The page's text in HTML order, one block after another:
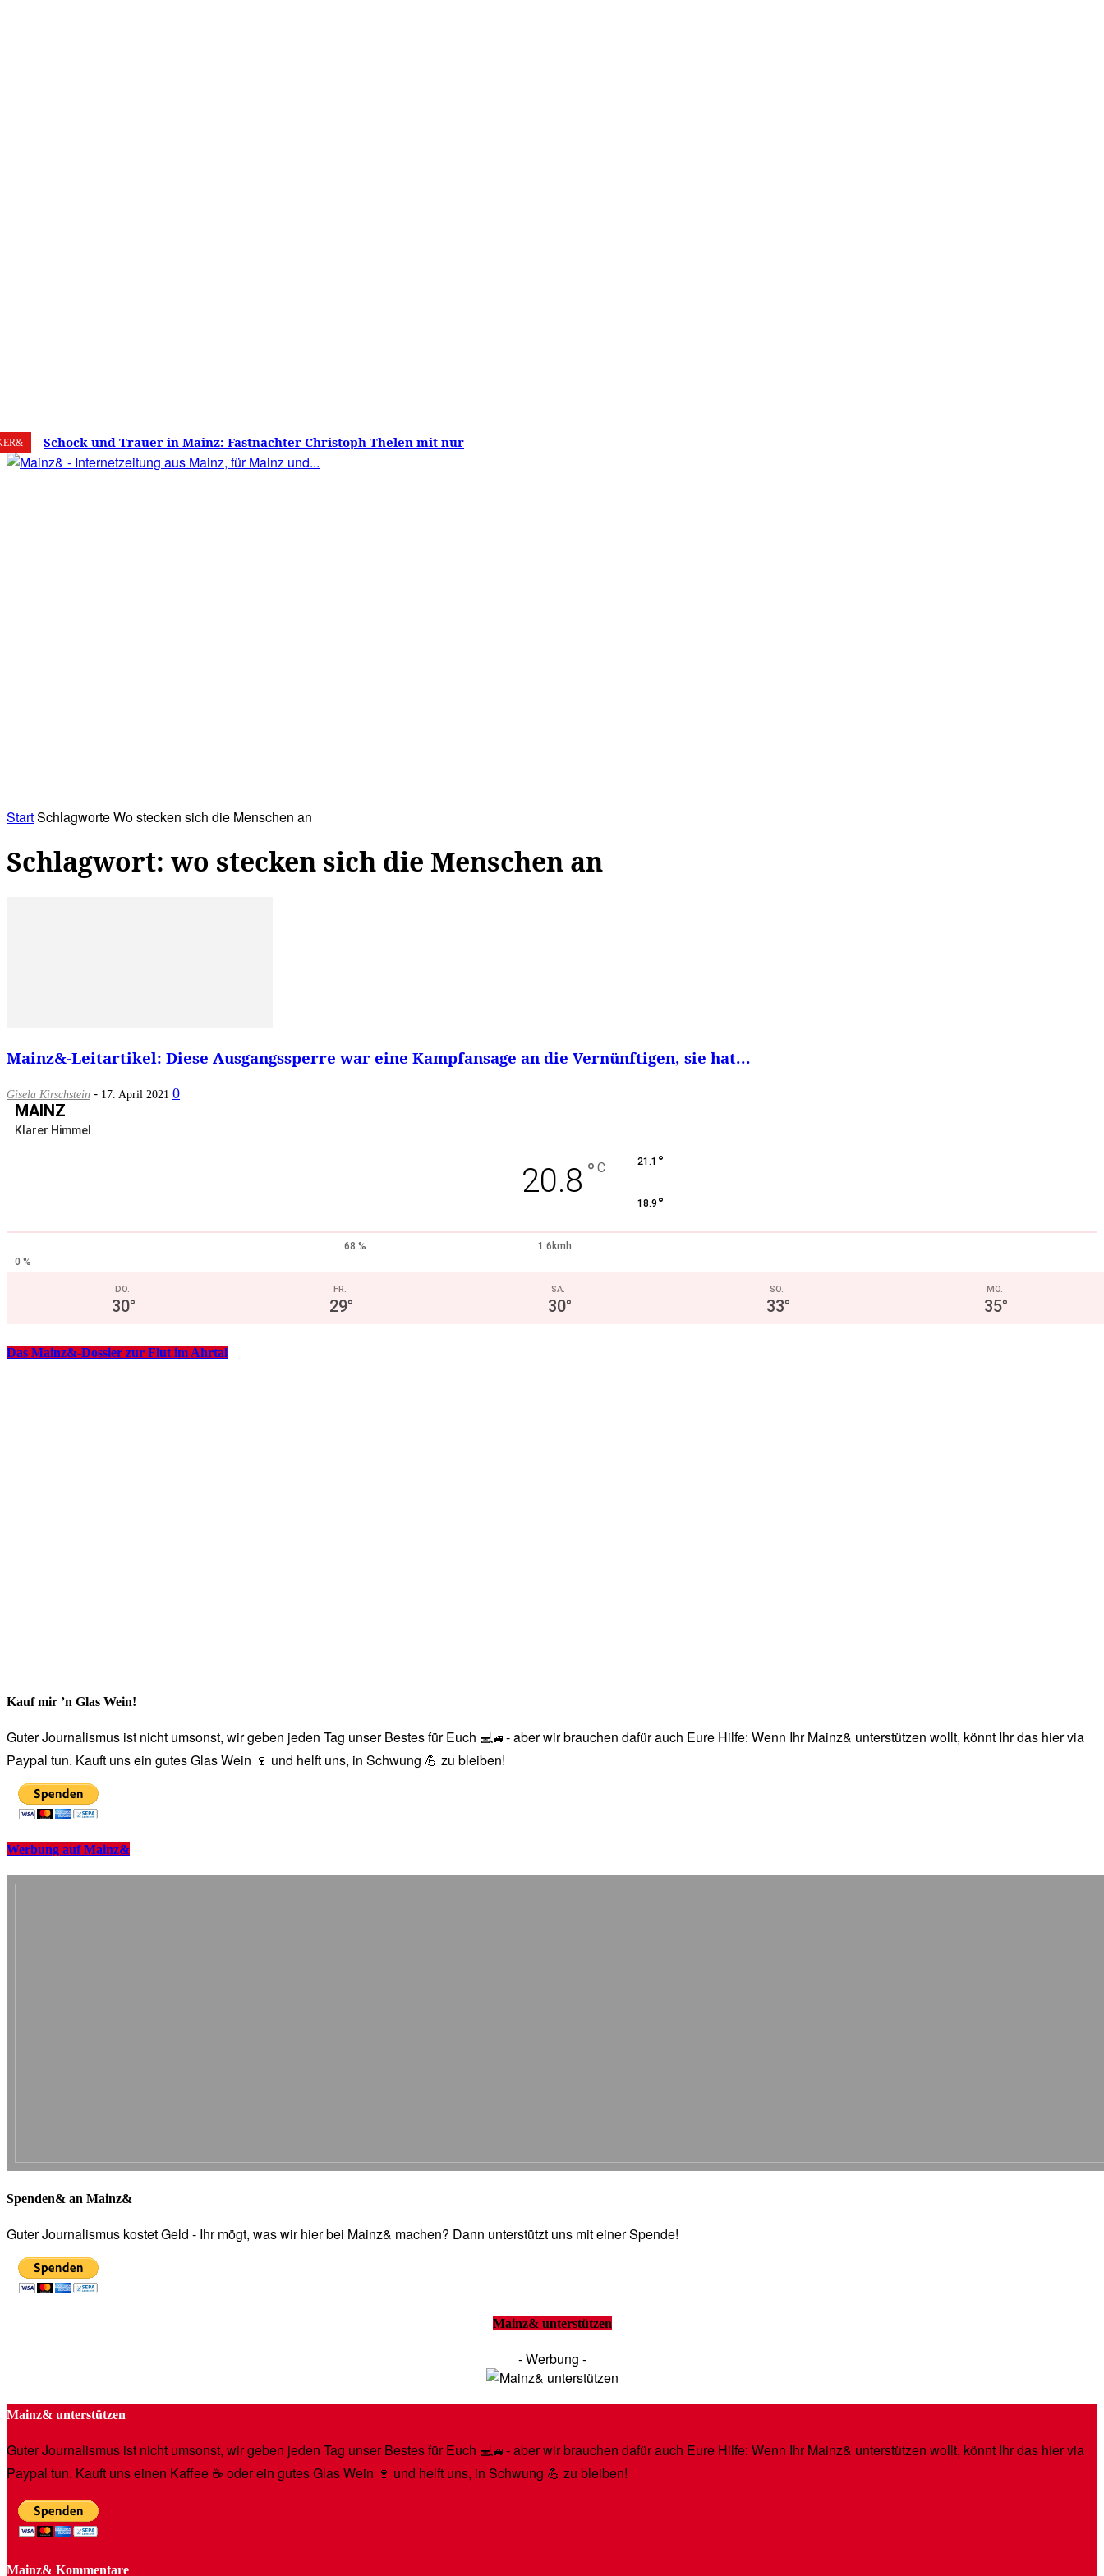
6. August 2026 20.8 Mainz
Schock und Trauer in Mainz: Fastnachter Christoph Thelen mit nur
60 Jahren gestorben – Was ist die Fastnacht ohne…?
StartSchlagworteWo stecken sich die Menschen an
Schlagwort: wo stecken sich die Menschen an
Mainz&-Leitartikel: Diese Ausgangssperre war eine Kampfansage an die Vernünftigen, sie hat...
Gisela Kirschstein - 17. April 2021 0
MAINZ
Klarer Himmel
20.8 ° C 21.1 °
18.9 °
68 %
1.6kmh
0 %
DO.
30°
FR.
29°
SA.
30°
SO.
33°
MO.
35°
Das Mainz&-Dossier zur Flut im Ahrtal
Kauf mir ’n Glas Wein!
Guter Journalismus ist nicht umsonst, wir geben jeden Tag unser Bestes für Euch 💻🚙- aber wir brauchen dafür auch Eure Hilfe: Wenn Ihr Mainz& unterstützen wollt, könnt Ihr das hier via
Paypal tun. Kauft uns ein gutes Glas Wein 🍷 und helft uns, in Schwung 💪 zu bleiben!
Werbung auf Mainz&
Spenden& an Mainz&
Guter Journalismus kostet Geld - Ihr mögt, was wir hier bei Mainz& machen? Dann unterstützt uns mit einer Spende!
Mainz& unterstützen
- Werbung -
Mainz& unterstützen
Guter Journalismus ist nicht umsonst, wir geben jeden Tag unser Bestes für Euch 💻🚙- aber wir brauchen dafür auch Eure Hilfe: Wenn Ihr Mainz& unterstützen wollt, könnt Ihr das hier via
Paypal tun. Kauft uns einen Kaffee ☕️ oder ein gutes Glas Wein 🍷 und helft uns, in Schwung 💪 zu bleiben!
Mainz& Kommentare